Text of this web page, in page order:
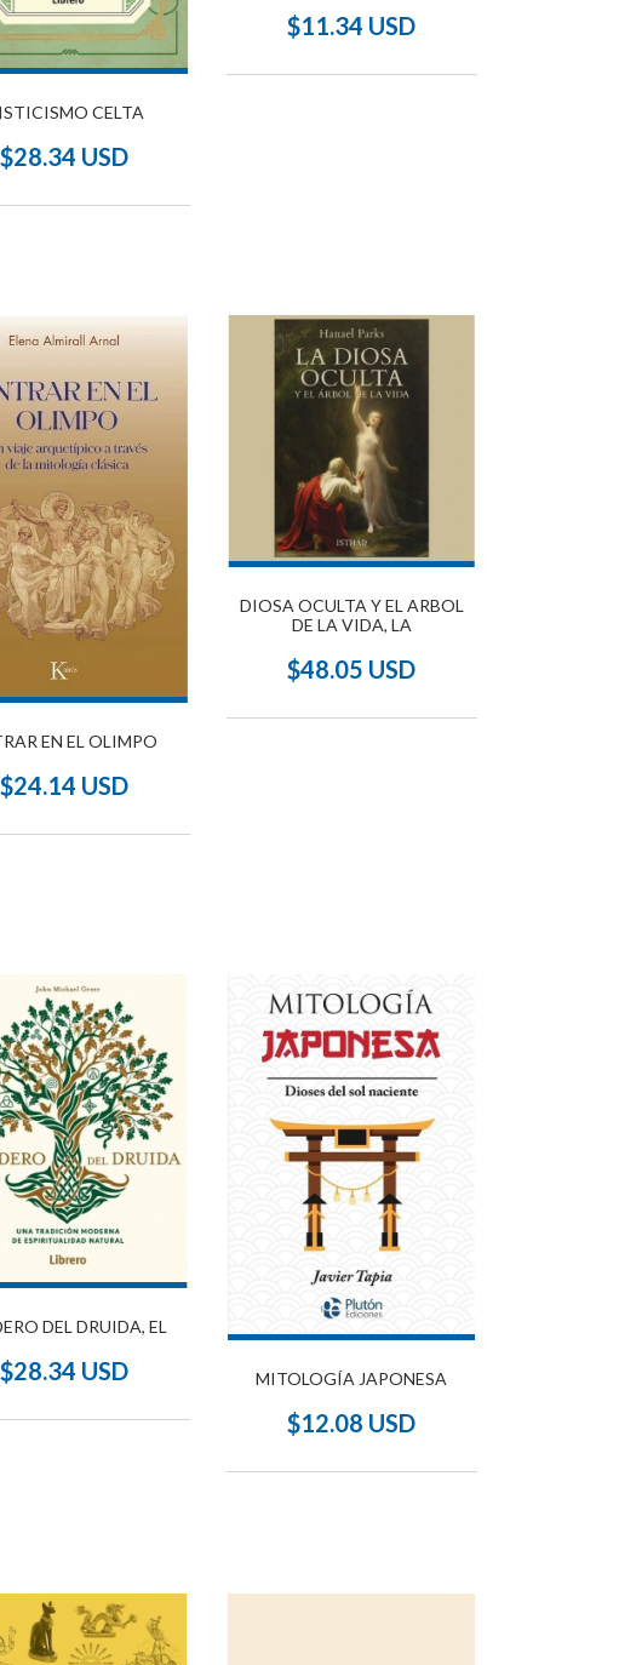
CELTA
$28.34 USD
$11.34 USD
EN EL OLIMPO
$24.14 USD
DIOSA OCULTA Y EL ARBOL
DE LA VIDA, LA
$48.05 USD
DEL DRUIDA, EL
$28.34 USD MITOLOGÍA JAPONESA
$12.08 USD